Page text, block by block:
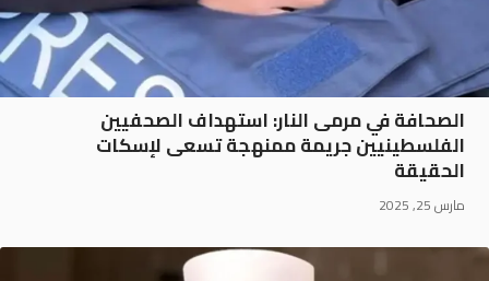
الصحافة في مرمى النار: استهداف الصحفيين
الفلسطينيين جريمة ممنهجة تسعى لإسكات
الحقيقة
مارس 25, 2025